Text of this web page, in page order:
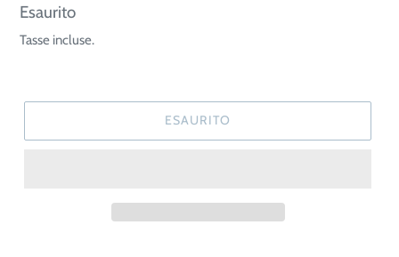
Prezzo
di
Esaurito
Tasse incluse.
ESAURITO